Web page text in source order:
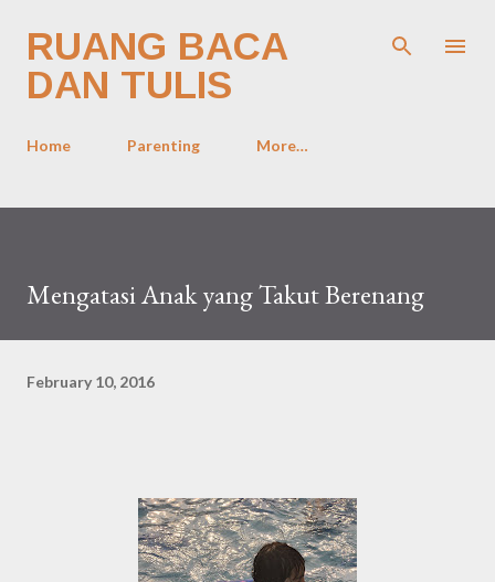
RUANG BACA
DAN TULIS
Home Parenting More…
Mengatasi Anak yang Takut Berenang
February 10, 2016